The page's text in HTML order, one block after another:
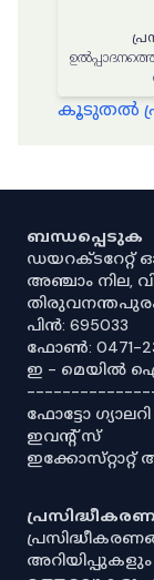
കൂടുതൽ
ബന്ധപ്പെടുക
ഡയറക്ടറേറ്റ്
അഞ്ചാം നില,
പിൻ: 695033
ഫോൺ: 0471-
ഇ - മെയിൽ
ഫോട്ടോ ഗ്യാലറി
ഇവൻ്റ് സ്
ഇക്കോസ്‌റ്റാറ്റ്